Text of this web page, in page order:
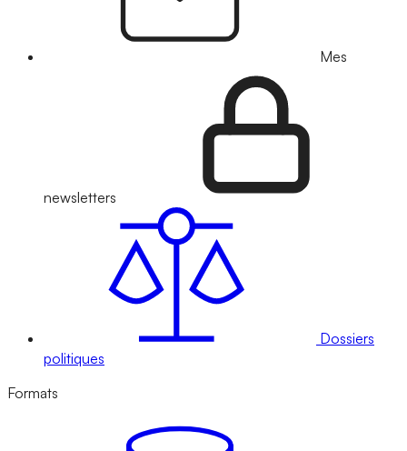
Mes
newsletters
Dossiers
politiques
Formats